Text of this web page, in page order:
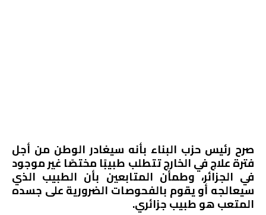
صرح رئيس حزب البناء بأنه سيغادر الوطن من أجل
فترة علاج في الخارج تتطلب طبيبًا مختصًا غير موجود
في الجزائر، وطمأن المتابعين بأن الطبيب الذي
سيعالجه أو يقوم بالفحوصات الضرورية على جسده
المتعب هو طبيب جزائري.